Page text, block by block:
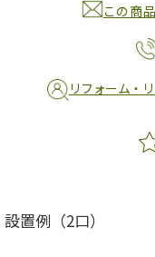
この商
リフォーム・
設置例（2口）